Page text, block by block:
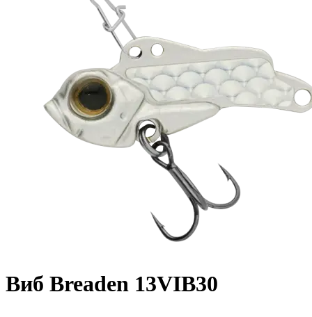
Виб Breaden 13VIB30